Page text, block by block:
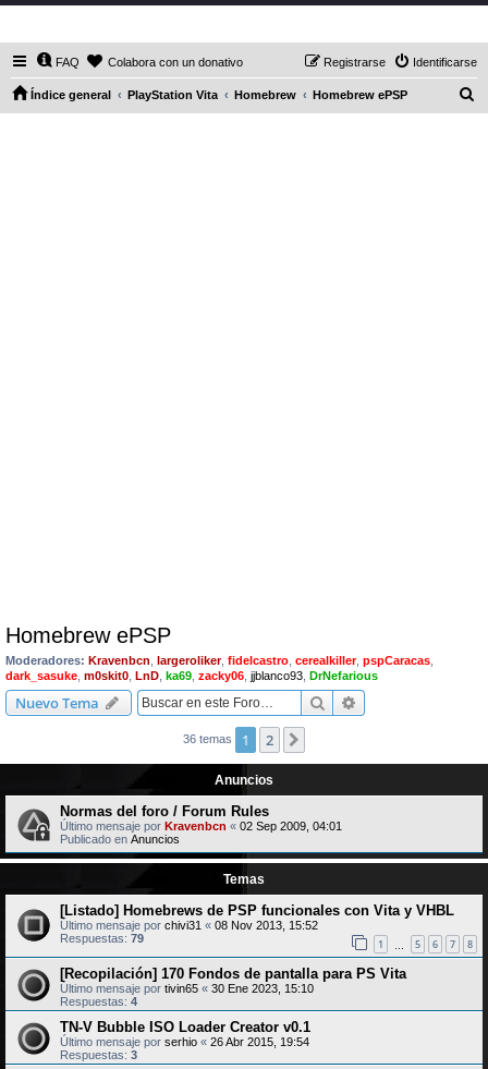
FAQ Colabora con un donativo Identificarse
Registrarse
Índice general PlayStation Vita Homebrew Homebrew ePSP
Homebrew ePSP
Moderadores: Kravenbcn largeroliker, fidelcastro cerealkiller, pspCaracas
dark_sasuke m0skit0 LnD ka69 zacky06 jjblanco93 DrNefarious
Nuevo Tema Buscar
36 temas 1 2
Anuncios
Normas del foro / Forum Rules
Último mensaje por Kravenbcn « 02 Sep 2009, 04:01
Publicado en Anuncios
Temas
[Listado] Homebrews de PSP funcionales con Vita y VHBL
Último mensaje por chivi31 « 08 Nov 2013, 15:52
Respuestas: 79 1 5 6 7 8
[Recopilación] 170 Fondos de pantalla para PS Vita
Último mensaje por tivin65 « 30 Ene 2023, 15:10
Respuestas: 4
TN-V Bubble ISO Loader Creator v0.1
Último mensaje por serhio « 26 Abr 2015, 19:54
Respuestas: 3